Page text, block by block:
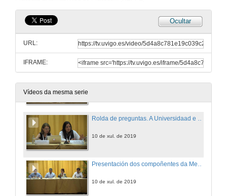
Ocultar
URL:
IFRAME:
Vídeos da mesma serie
Presentación de Nuria Grané Teruel y Lucila Finkel
10 de xul. de 2019
A Universidaad e as prácticas académicas externas: retos e perspectivas de futuro desde a CRUE
Rolda de preguntas. A Universidaad e as prácticas académicas externas: retos e perspectivas de futuro desde a CRUE
10 de xul. de 2019
10 de xul. de 2019